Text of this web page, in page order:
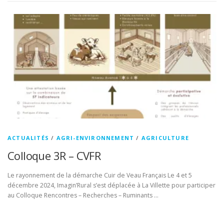
ACTUALITÉS / AGRI-ENVIRONNEMENT / AGRICULTURE
Colloque 3R – CVFR
Le rayonnement de la démarche Cuir de Veau Français Le 4 et 5
décembre 2024, Imagin’Rural s’est déplacée à La Villette pour participer
au Colloque Rencontres – Recherches – Ruminants …